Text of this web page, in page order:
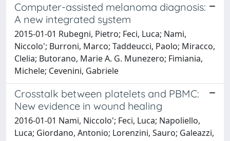
Computer-assisted melanoma diagnosis:
A new integrated system
2015-01-01 Rubegni, Pietro; Feci, Luca; Nami,
Niccolo'; Burroni, Marco; Taddeucci, Paolo; Miracco,
Clelia; Butorano, Marie A. G. Munezero; Fimiania,
Michele; Cevenini, Gabriele
Crosstalk between platelets and PBMC:
New evidence in wound healing
2016-01-01 Nami, Niccolo'; Feci, Luca; Napoliello,
Luca; Giordano, Antonio; Lorenzini, Sauro; Galeazzi,